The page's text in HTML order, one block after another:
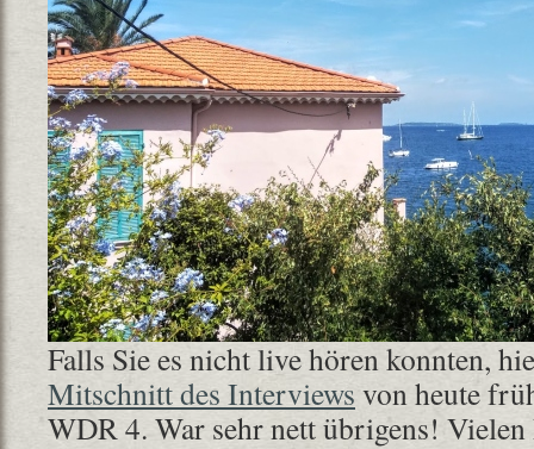
Falls Sie es nicht live hören konnten,
Mitschnitt des Interviews von heute
WDR 4. War sehr nett übrigens!